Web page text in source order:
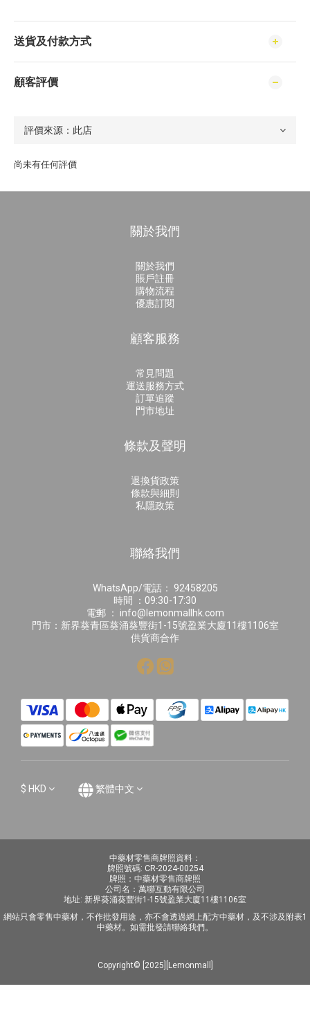
送貨及付款方式
顧客評價
尚未有任何評價
關於我們
關於我們
賬戶註冊
購物流程
優惠訂閱
顧客服務
常見問題
運送服務方式
訂單追蹤
門市地址
條款及聲明
退換貨政策
條款與細則
私隱政策
聯絡我們
WhatsApp/電話： 92458205
時間 ：09:30-17:30
電郵 ： info@lemonmallhk.com
門市：新界葵青區葵涌葵豐街1-15號盈業大廈11樓1106室
供貨商合作
$ HKD 繁體中文
中藥材零售商牌照資料：
牌照號碼: CR-2024-00254
牌照：中藥材零售商牌照
公司名：萬聯互動有限公司
地址: 新界葵涌葵豐街1-15號盈業大廈11樓1106室
網站只會零售中藥材，不作批發用途，亦不會透過網上配方中藥材，及不涉及附表1
中藥材。如需批發請聯絡我們。
Copyright© [2025][Lemonmall]